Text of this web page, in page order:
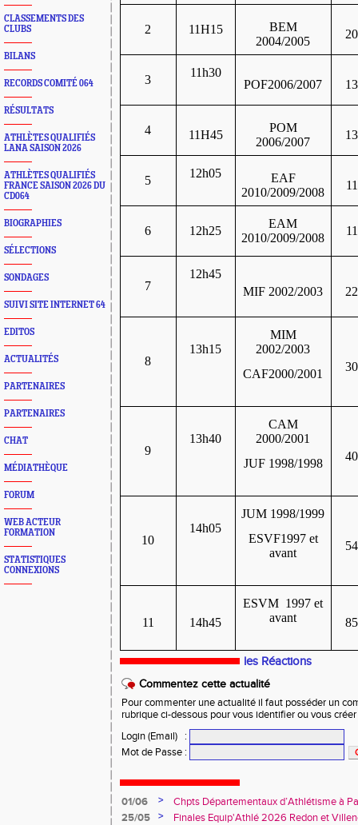
CLASSEMENTS DES
CLUBS
BILANS
RECORDS COMITÉ 064
RÉSULTATS
ATHLÈTES QUALIFIÉS
LANA SAISON 2026
ATHLÈTES QUALIFIÉS
FRANCE SAISON 2026 DU
CD064
BIOGRAPHIES
SÉLECTIONS
SONDAGES
SUIVI SITE INTERNET 64
EDITOS
ACTUALITÉS
PARTENAIRES
PARTENAIRES
CHAT
MÉDIATHÈQUE
FORUM
WEB ACTEUR
FORMATION
STATISTIQUES
CONNEXIONS
2 11H15
BEM
2004/2005
3
11h30
POF2006/2007
4 11H45
POM
2006/2007
5
12h05
EAF
2010/2009/2008
6 12h25
EAM
2010/2009/2008
7
12h45
MIF 2002/2003
8
13h15
MIM
2002/2003
CAF2000/2001
9
13h40
CAM
2000/2001
JUF 1998/1998
10
14h05
JUM 1998/1999
ESVF1997 et
avant
11 14h45
ESVM 1997 et
avant
les Réactions
Commentez cette actualité
Pour commenter une actualité il faut posséder un
rubrique ci-dessous pour vous identifier ou vous
Login (Email)
:
Mot de Passe :
01/06 >
Chpts Départementaux d’Athlétisme à
Toulouse
25/05 >
Finales Equip'Athlé 2026 Redon et